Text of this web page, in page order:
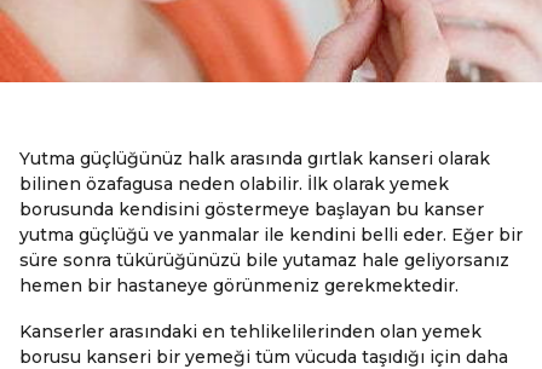
Yutma güçlüğünüz halk arasında gırtlak kanseri olarak
bilinen özafagusa neden olabilir. İlk olarak yemek
borusunda kendisini göstermeye başlayan bu kanser
yutma güçlüğü ve yanmalar ile kendini belli eder. Eğer bir
süre sonra tükürüğünüzü bile yutamaz hale geliyorsanız
hemen bir hastaneye görünmeniz gerekmektedir.
Kanserler arasındaki en tehlikelilerinden olan yemek
borusu kanseri bir yemeği tüm vücuda taşıdığı için daha